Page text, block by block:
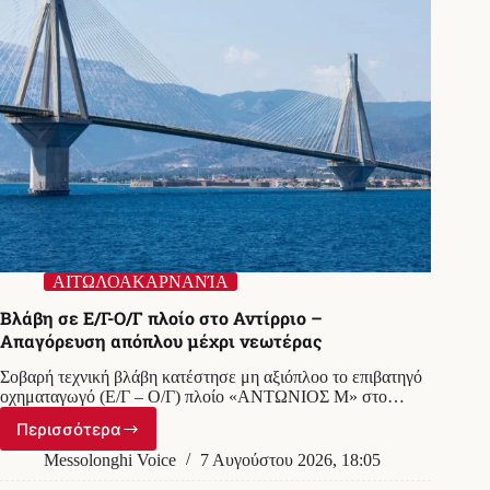
ΑΙΤΩΛΟΑΚΑΡΝΑΝΊΑ
Βλάβη σε Ε/Γ-Ο/Γ πλοίο στο Αντίρριο –
Απαγόρευση απόπλου μέχρι νεωτέρας
Σοβαρή τεχνική βλάβη κατέστησε μη αξιόπλοο το επιβατηγό
οχηματαγωγό (Ε/Γ – Ο/Γ) πλοίο «ΑΝΤΩΝΙΟΣ Μ» στο…
Περισσότερα
Βλάβη
σε
Messolonghi Voice 7 Αυγούστου 2026, 18:05